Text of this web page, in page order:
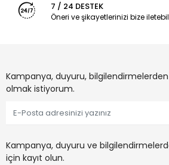
7 / 24 DESTEK
Öneri ve şikayetlerinizi bize
Kampanya, duyuru,
olmak istiyorum.
Kampanya, duyuru ve
için kayıt olun.